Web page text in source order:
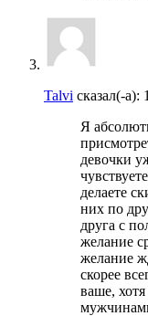
Talvi сказал(-а):
Я
девочки
делаете
них по
друга с
желание
желание
скорее
ваше,